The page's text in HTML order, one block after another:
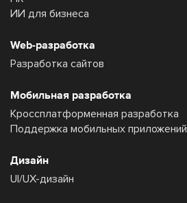
ИИ для бизнеса
Web-разработка
Разработка сайтов
Мобильная разработка
Кроссплатформенная разработка
Поддержка мобильных приложений
Дизайн
UI/UX-дизайн